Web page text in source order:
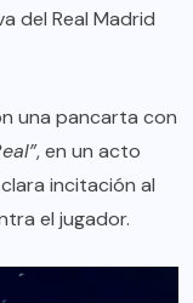
del Real Madrid
una pancarta con
, en un acto
incitación al
el jugador.